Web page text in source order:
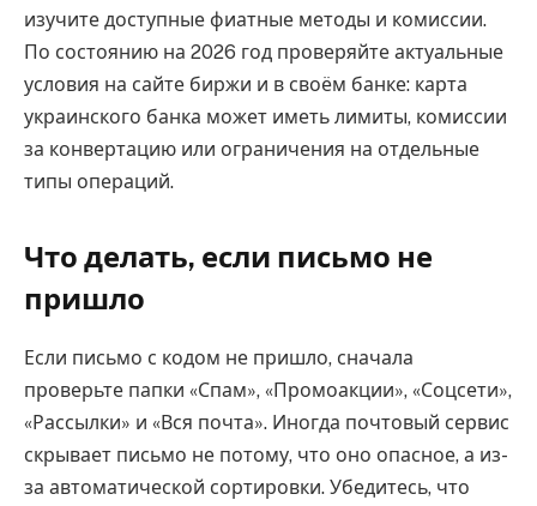
изучите доступные фиатные методы и комиссии.
По состоянию на 2026 год проверяйте актуальные
условия на сайте биржи и в своём банке: карта
украинского банка может иметь лимиты, комиссии
за конвертацию или ограничения на отдельные
типы операций.
Что делать, если письмо не
пришло
Если письмо с кодом не пришло, сначала
проверьте папки «Спам», «Промоакции», «Соцсети»,
«Рассылки» и «Вся почта». Иногда почтовый сервис
скрывает письмо не потому, что оно опасное, а из-
за автоматической сортировки. Убедитесь, что